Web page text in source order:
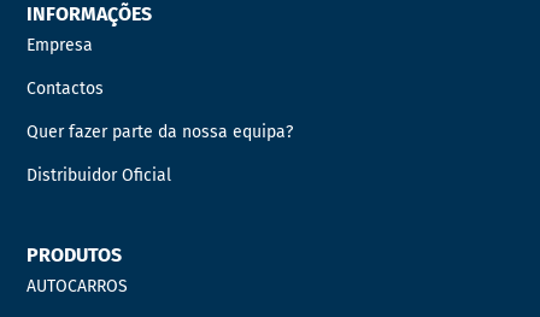
INFORMAÇÕES
Empresa
Contactos
Quer fazer parte da nossa equipa?
Distribuidor Oficial
PRODUTOS
AUTOCARROS